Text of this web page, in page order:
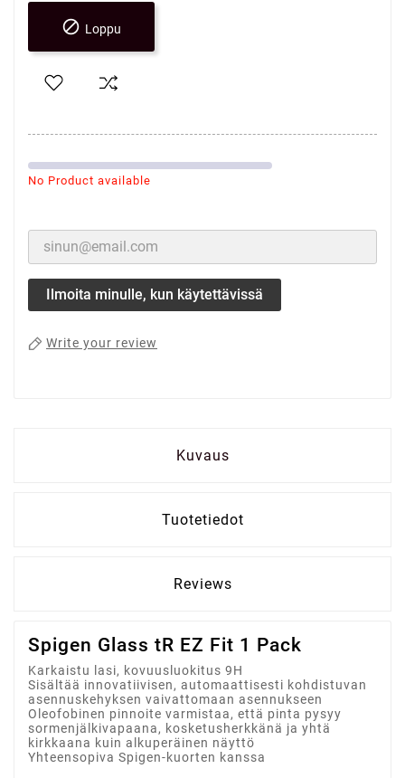
 Loppu
No Product available
Ilmoita minulle, kun käytettävissä
Write your review
Kuvaus
Tuotetiedot
Reviews
Spigen Glass tR EZ Fit 1 Pack
Karkaistu lasi, kovuusluokitus 9H
Sisältää innovatiivisen, automaattisesti kohdistuvan
asennuskehyksen vaivattomaan asennukseen
Oleofobinen pinnoite varmistaa, että pinta pysyy
sormenjälkivapaana, kosketusherkkänä ja yhtä
kirkkaana kuin alkuperäinen näyttö
Yhteensopiva Spigen-kuorten kanssa